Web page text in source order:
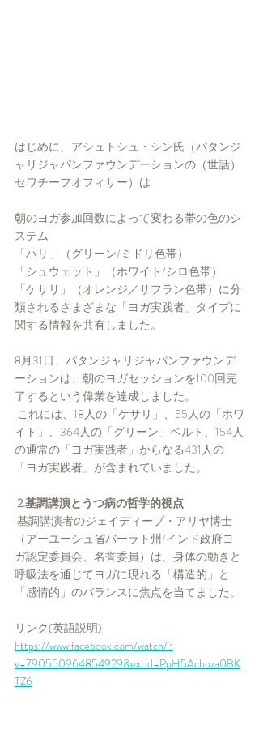
はじめに、アシュトシュ・シン氏（パタンジ
ャリジャパンファウンデーションの（世話）
セワチーフオフィサー）は
朝のヨガ参加回数によって変わる帯の色のシ
ステム
「ハリ」（グリーン/ミドリ色帯）
「シュウェット」（ホワイト/シロ色帯）
「ケサリ」（オレンジ／サフラン色帯）に分
類されるさまざまな「ヨガ実践者」タイプに
関する情報を共有しました。
8月31日、パタンジャリジャパンファウンデ
ーションは、朝のヨガセッションを100回完
了するという偉業を達成しました。
イト」、364人の「グリーン」ベルト、154人
の通常の「ヨガ実践者」からなる431人の
「ヨガ実践者」が含まれていました。
2.基調講演とうつ病の哲学的視点
（アーユーシュ省バーラト州/インド政府ヨ
ガ認定委員会、名誉委員）は、身体の動きと
呼吸法を通じてヨガに現れる「構造的」と
「感情的」のバランスに焦点を当てました。
リンク(英語説明)
https://www.facebook.com/watch/?
v=790550964854929&extid=PpH5Acboza0BK
TZ6